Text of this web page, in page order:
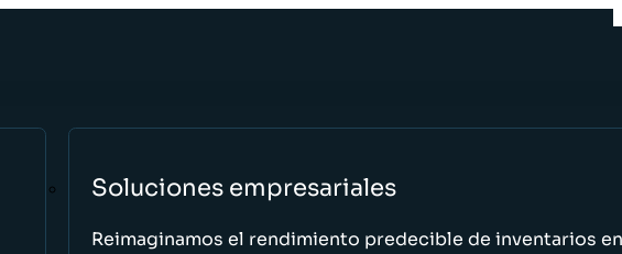
Soluciones empresariales
Reimaginamos el rendimiento predecible de inventarios en